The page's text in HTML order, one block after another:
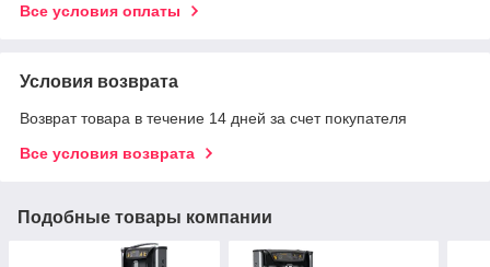
Все условия оплаты
Условия возврата
Возврат товара в течение 14 дней за счет покупателя
Все условия возврата
Подобные товары компании